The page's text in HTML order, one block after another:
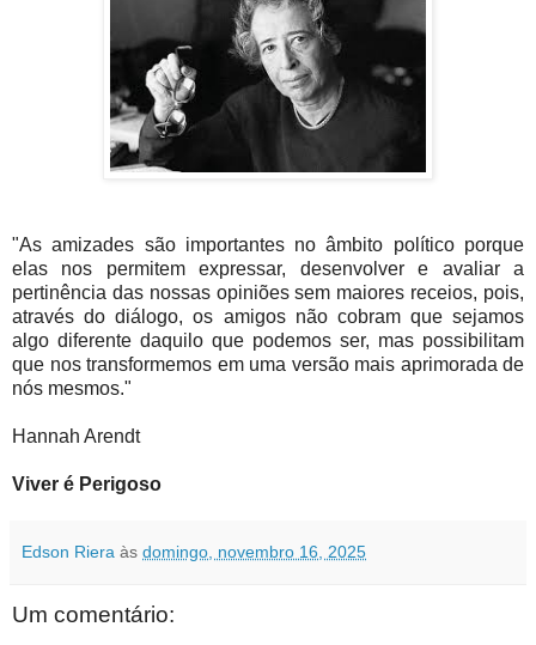
"As amizades são importantes no âmbito político porque
elas nos permitem expressar, desenvolver e avaliar a
pertinência das nossas opiniões sem maiores receios, pois,
através do diálogo, os amigos não cobram que sejamos
algo diferente daquilo que podemos ser, mas possibilitam
que nos transformemos em uma versão mais aprimorada de
nós mesmos."
Hannah Arendt
Viver é Perigoso
Edson Riera às domingo, novembro 16, 2025
Um comentário: